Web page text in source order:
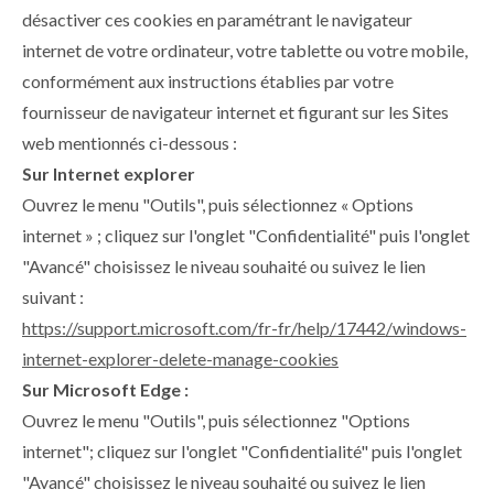
désactiver ces cookies en paramétrant le navigateur
internet de votre ordinateur, votre tablette ou votre mobile,
conformément aux instructions établies par votre
fournisseur de navigateur internet et figurant sur les Sites
web mentionnés ci-dessous :
Sur Internet explorer
Ouvrez le menu "Outils", puis sélectionnez « Options
internet » ; cliquez sur l'onglet "Confidentialité" puis l'onglet
"Avancé" choisissez le niveau souhaité ou suivez le lien
suivant :
https://support.microsoft.com/fr-fr/help/17442/windows-
internet-explorer-delete-manage-cookies
Sur Microsoft Edge :
Ouvrez le menu "Outils", puis sélectionnez "Options
internet"; cliquez sur l'onglet "Confidentialité" puis l'onglet
"Avancé" choisissez le niveau souhaité ou suivez le lien